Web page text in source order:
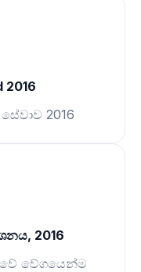
2016
2016
2016
වේගයෙන්ම